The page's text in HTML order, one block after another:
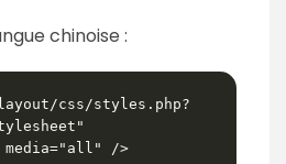
chinoise :
css/styles.php?
/>